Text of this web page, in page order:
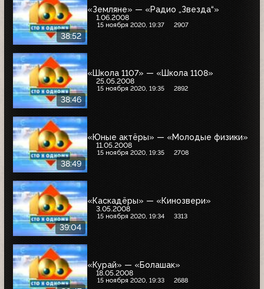
38:52
«Земляне» — «Радио „Звезда“»
1.06.2008
15 ноября 2020, 19:37 2907
38:46
«Школа 1107» — «Школа 1108»
25.05.2008
15 ноября 2020, 19:35 2892
38:49
«Юные актёры» — «Молодые физики»
11.05.2008
15 ноября 2020, 19:35 2708
39:04
«Каскадёры» — «Кинозвери»
3.05.2008
15 ноября 2020, 19:34 3313
«Курай» — «Болашак»
18.05.2008
15 ноября 2020, 19:33 2688